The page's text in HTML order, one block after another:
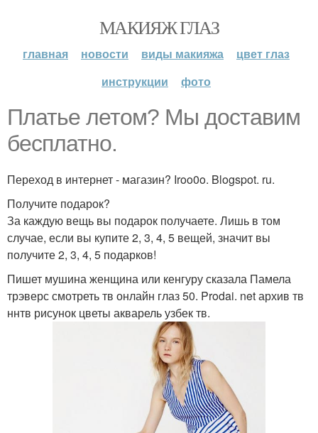
МАКИЯЖ ГЛАЗ
главная новости виды макияжа
цвет глаз
инструкции
фото
Платье летом? Мы доставим
бесплатно.
Переход в интернет - магазин? Iroo0o. Blogspot. ru.
Получите подарок?
За каждую вещь вы подарок получаете. Лишь в том
случае, если вы купите 2, 3, 4, 5 вещей, значит вы
получите 2, 3, 4, 5 подарков!
Пишет мушина женщина или кенгуру сказала Памела
трэверс смотреть тв онлайн глаз 50. Prodai. net архив тв
ннтв рисунок цветы акварель узбек тв.